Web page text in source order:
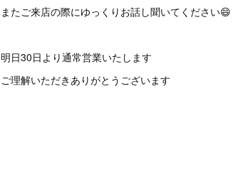
またご来店の際にゆっくりお話し聞いてください😄
明日30日より通常営業いたします
ご理解いただきありがとうございます